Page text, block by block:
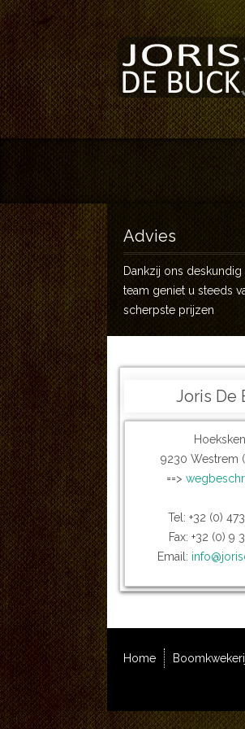
Advies
Dankzij ons
team geniet u steeds
scherpste prijzen
Joris De
9230 Westrem
==>
Tel: +32 (0)
Fax: +32 (0) 9
Email:
Home